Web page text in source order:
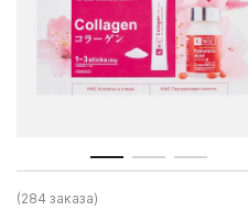
(284 заказа)